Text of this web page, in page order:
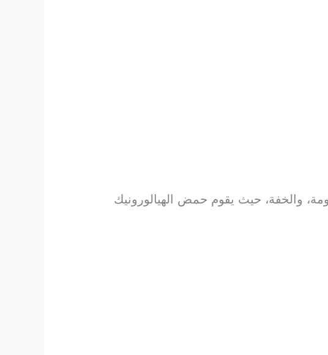
والخفة، حيث يقوم حمض الهيالورونيك